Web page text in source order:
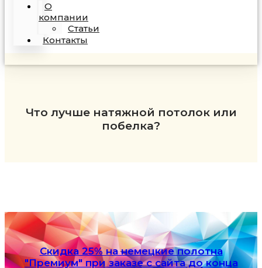
О
компании
Статьи
Контакты
Что лучше натяжной потолок или
побелка?
Скидка 25% на немецкие полотна
"Премиум" при заказе с сайта до конца